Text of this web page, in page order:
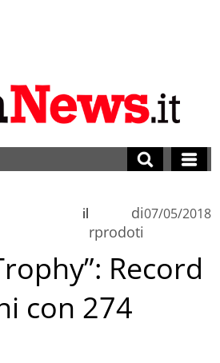
di
rprodoti
il 07/05/2018
Record
con 274